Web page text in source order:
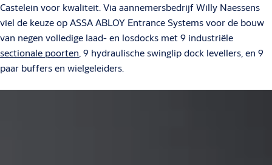
Castelein voor kwaliteit. Via aannemersbedrijf Willy Naessens
viel de keuze op ASSA ABLOY Entrance Systems voor de bouw
van negen volledige laad- en losdocks met 9 industriële
sectionale poorten, 9 hydraulische swinglip dock levellers, en 9
paar buffers en wielgeleiders.